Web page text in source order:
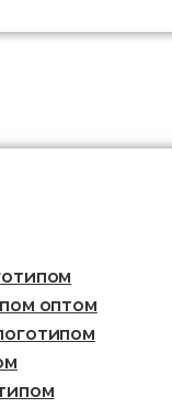
оптом